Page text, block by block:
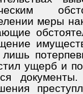
меры
лишь
ущерб и